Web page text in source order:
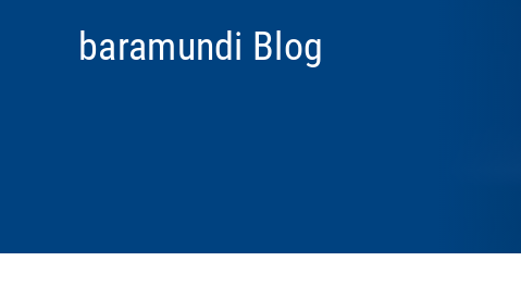
baramundi Blog